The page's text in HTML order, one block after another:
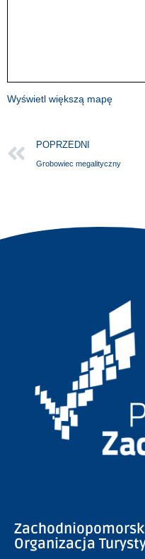
Wyświetl większą mapę
POPRZEDNI
Grobowiec megalityczny
Organizacja